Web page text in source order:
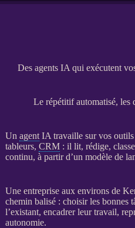
Des agents IA qui exécutent
Le répétitif automatisé, les
Un agent IA travaille sur vos outils
tableurs, CRM: il lit, rédige,
continu, à partir d’un modèle de
Une entreprise aux environs de
chemin balisé : choisir les bonnes
l’existant, encadrer leur travail,
autonomie.